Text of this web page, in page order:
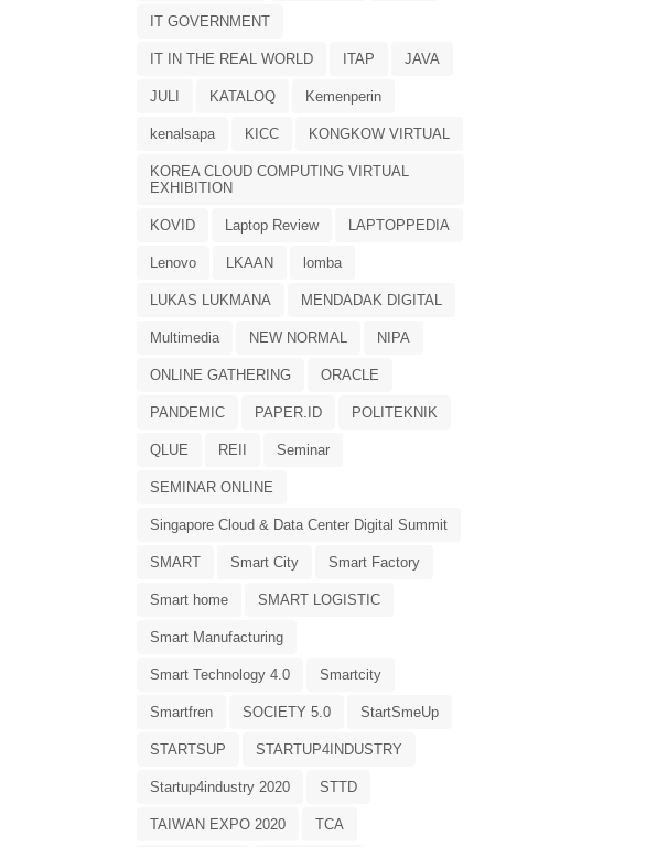
IT GOVERNMENT
IT IN THE REAL WORLD ITAP JAVA
JULI KATALOQ Kemenperin
kenalsapa KICC KONGKOW VIRTUAL
KOREA CLOUD COMPUTING VIRTUAL
EXHIBITION
KOVID Laptop Review LAPTOPPEDIA
Lenovo LKAAN lomba
LUKAS LUKMANA MENDADAK DIGITAL
Multimedia NEW NORMAL NIPA
ONLINE GATHERING ORACLE
PANDEMIC PAPER.ID POLITEKNIK
QLUE REII Seminar
SEMINAR ONLINE
Singapore Cloud & Data Center Digital Summit
SMART Smart City Smart Factory
Smart home SMART LOGISTIC
Smart Manufacturing
Smart Technology 4.0 Smartcity
Smartfren SOCIETY 5.0 StartSmeUp
STARTSUP STARTUP4INDUSTRY
Startup4industry 2020 STTD
TAIWAN EXPO 2020 TCA